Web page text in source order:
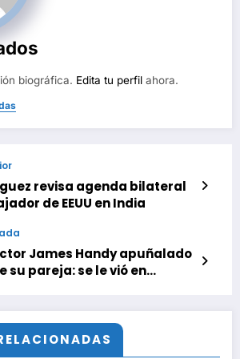
biográfica. Edita tu perfil ahora.
revisa agenda bilateral
de EEUU en India
James Handy apuñalado
su pareja: se le vió en